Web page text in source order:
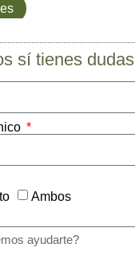
sí tienes dudas
Ambos